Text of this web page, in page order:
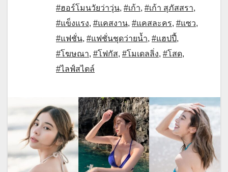
#ฮอร์โมนวัยว่าวุ่น, #เก้า, #เก้า สุภัสสรา,
#แข็งแรง, #แคสงาน, #แคสละคร, #แซว,
#แฟชั่น, #แฟชั่นชุดว่ายน้ำ, #แฮปปี้,
#โฆษณา, #โฟกัส, #โมเดลลิ่ง, #โสด,
#ไลฟ์สไตล์